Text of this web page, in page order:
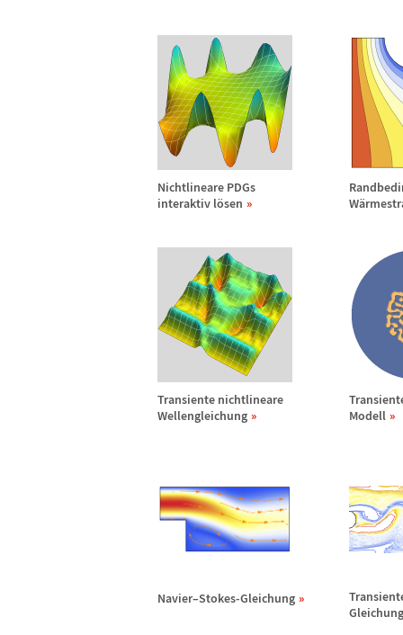
Nichtlineare PDGs
interaktiv lösen
Wä
Transiente nichtlineare
Wellengleichung
Modell
Navier–Stokes-Gleichung
Gleichung